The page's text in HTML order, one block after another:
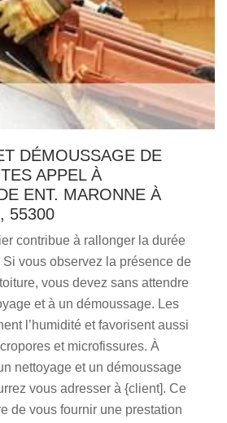
DÉMOUSSAGE DE
APPEL À
ENT. MARONNE À
55300
contribue à rallonger la durée
vous observez la présence de
vous devez sans attendre
et à un démoussage. Les
l’humidité et favorisent aussi
et microfissures. À
nettoyage et un démoussage
vous adresser à {client]. Ce
de vous fournir une prestation